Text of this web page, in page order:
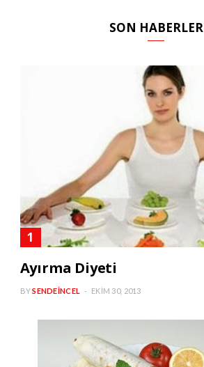
SON HABERLER
Ayırma Diyeti
BYSENDEINCEL EKIM 30, 2013